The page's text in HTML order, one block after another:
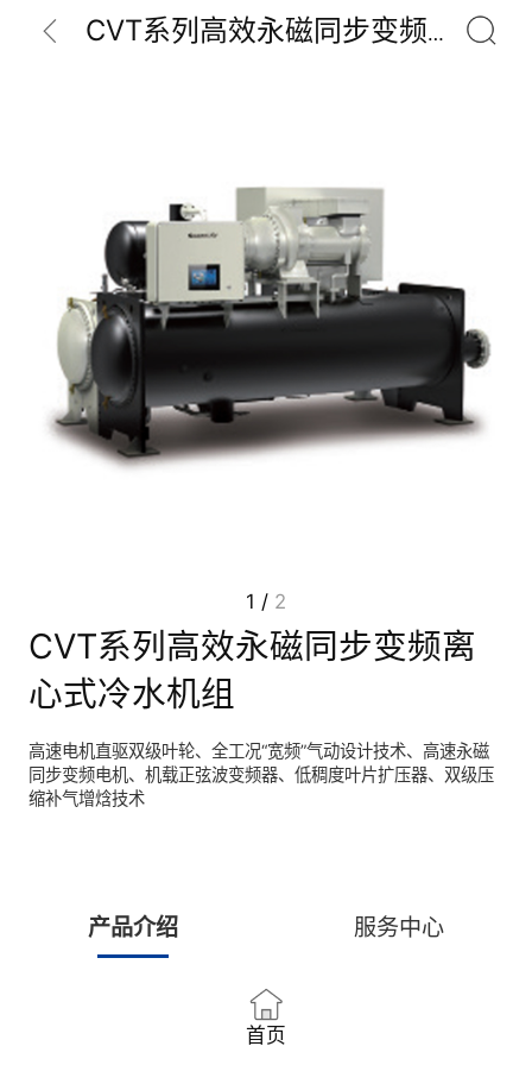
CVT系列高效永磁同步变频离心式冷水机组
1 / 2
CVT系列高效永磁同步变频离
心式冷水机组
高速电机直驱双级叶轮、全工况“宽频”气动设计技术、高速永磁
同步变频电机、机载正弦波变频器、低稠度叶片扩压器、双级压
缩补气增焓技术
产品介绍 服务中心
首页